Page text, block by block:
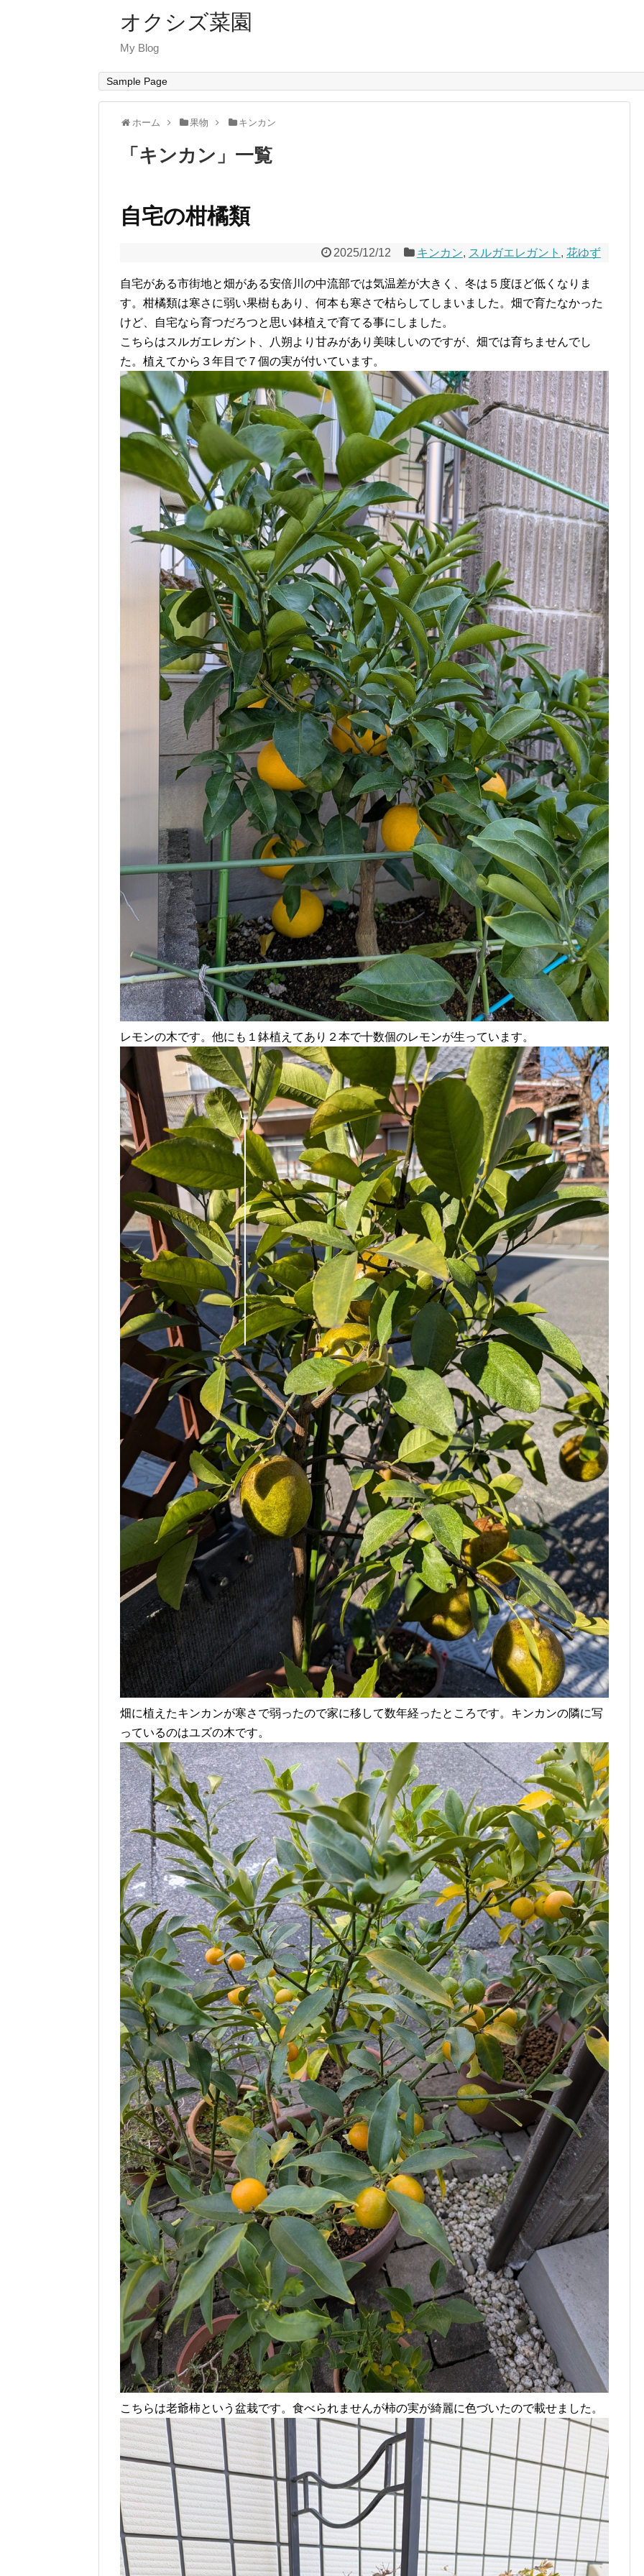
オクシズ菜園
My Blog
Sample Page
ホーム 果物 キンカン
「 キンカン 」 一覧
自宅の柑橘類
2025/12/12 キンカン, スルガエレガント , 花ゆず
自宅がある市街地と畑がある安倍川の中流部では気温差が大きく、冬は５度ほど低くなりま
す。柑橘類は寒さに弱い果樹もあり、何本も寒さで枯らしてしまいました。畑で育たなかった
けど、自宅なら育つだろつと思い鉢植えで育てる事にしました。
こちらはスルガエレガント、八朔より甘みがあり美味しいのですが、畑では育ちませんでし
た。植えてから３年目で７個の実が付いています。
レモンの木です。他にも１鉢植えてあり２本で十数個のレモンが生っています。
畑に植えたキンカンが寒さで弱ったので家に移して数年経ったところです。キンカンの隣に写
っているのはユズの木です。
こちらは老爺柿という盆栽です。食べられませんが柿の実が綺麗に色づいたので載せました。